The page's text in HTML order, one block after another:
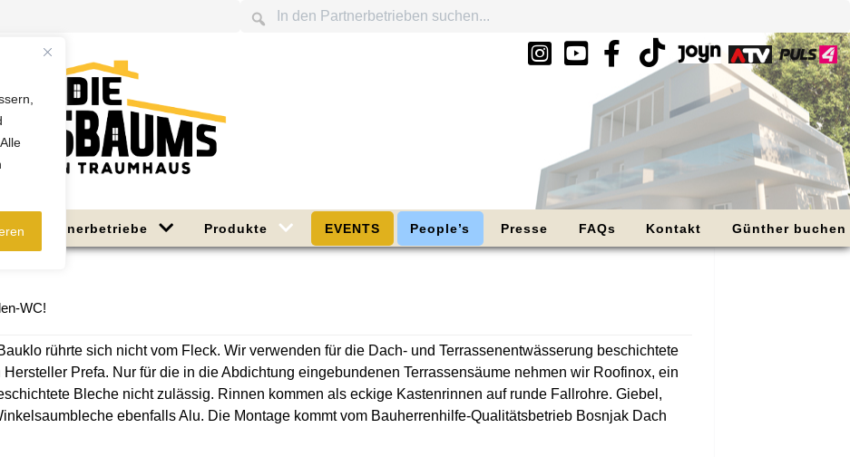
Partnerbetriebe Produkte EVENTS People’s Presse FAQs Kontakt Günther buchen
WC!
rührte sich nicht vom Fleck. Wir verwenden für die Dach- und Terrassenentwässerung beschichtete
Prefa. Nur für die in die Abdichtung eingebundenen Terrassensäume nehmen wir Roofinox, ein
Bleche nicht zulässig. Rinnen kommen als eckige Kastenrinnen auf runde Fallrohre. Giebel,
ebenfalls Alu. Die Montage kommt vom Bauherrenhilfe-Qualitätsbetrieb Bosnjak Dach